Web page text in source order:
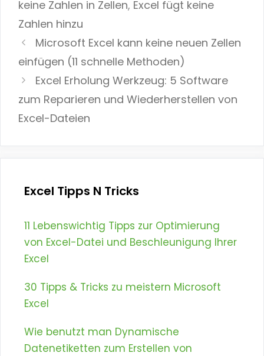
keine Zahlen in Zellen, Excel fügt keine
Zahlen hinzu
Microsoft Excel kann keine neuen Zellen
einfügen (11 schnelle Methoden)
Excel Erholung Werkzeug: 5 Software
zum Reparieren und Wiederherstellen von
Excel-Dateien
Excel Tipps N Tricks
11 Lebenswichtig Tipps zur Optimierung
von Excel-Datei und Beschleunigung Ihrer
Excel
30 Tipps & Tricks zu meistern Microsoft
Excel
Wie benutzt man Dynamische
Datenetiketten zum Erstellen von